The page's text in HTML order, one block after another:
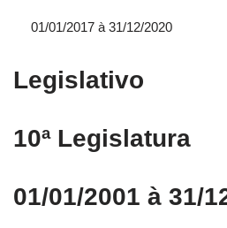
01/01/2017 à 31/12/2020
Legislativo
10ª Legislatura
01/01/2001 à 31/